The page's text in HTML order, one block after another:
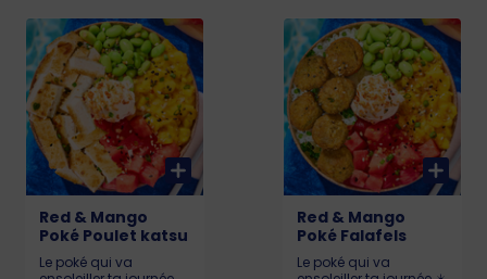
Allergènes : Crustacés,
gluten, soja, lait,
sésame KCAL : LIL : 532
- MED : 633 - BIG : 844
Teriyaki. Allergènes :
Gluten, soja, lait,
sésame KCAL : LIL :
487 - MED : 666 - BIG :
899
Red & Mango
Poké Poulet katsu
Le poké qui va
Red & Mango
Poké Falafels
Le poké qui va